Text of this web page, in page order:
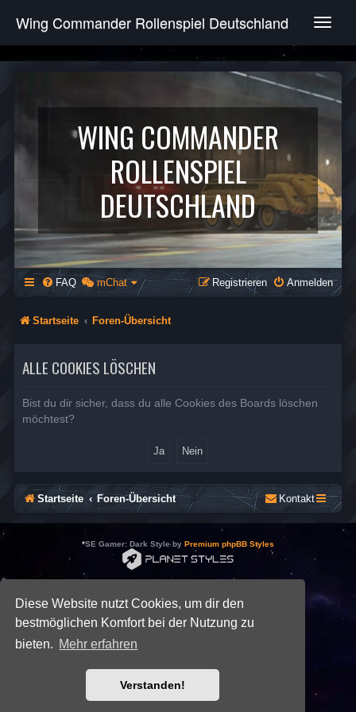
Diese Website nutzt Cookies, um dir den
bestmöglichen Komfort bei der Nutzung zu
bieten. Mehr erfahren
Verstanden!
T
g
e
v
g
a
t
i
o
n
Wing Commander Rollenspiel Deutschland
WING COMMANDER
ROLLENSPIEL
DEUTSCHLAND
FAQ mChat Anmelden
Registrieren
Startseite Foren-Übersicht
ALLE COOKIES LÖSCHEN
Bist du dir sicher, dass du alle Cookies des Boards löschen
möchtest?
Startseite Foren-Übersicht Kontakt
*SE Gamer: Dark Style by Premium phpBB Styles
Deutsche Übersetzung durchphpBB.de